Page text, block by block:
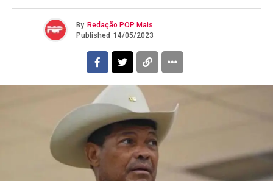
By Redação POP Mais
Published 14/05/2023